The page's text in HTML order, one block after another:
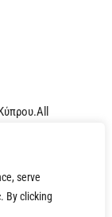
serve
By clicking